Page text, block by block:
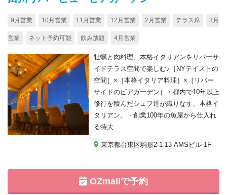
9月営業 10月営業 11月営業 12月営業 2月営業 テラス席 3月
営業 ネット予約可能 飲み放題 4月営業
牡蠣と肉料理、本格イタリアンをリバーサ
イドテラス空間で楽しむ♪［NYテイストの
空間］×［本格イタリア料理］×［リバー
サイドのビアガーデン］・都内で10年以上
修行を積んだシェフ達が織りなす、本格イ
タリアン。・創業100年の魚屋から仕入れ
る特大
東京都台東区駒形2-1-13 AMSビル 1F
OZmallで予約